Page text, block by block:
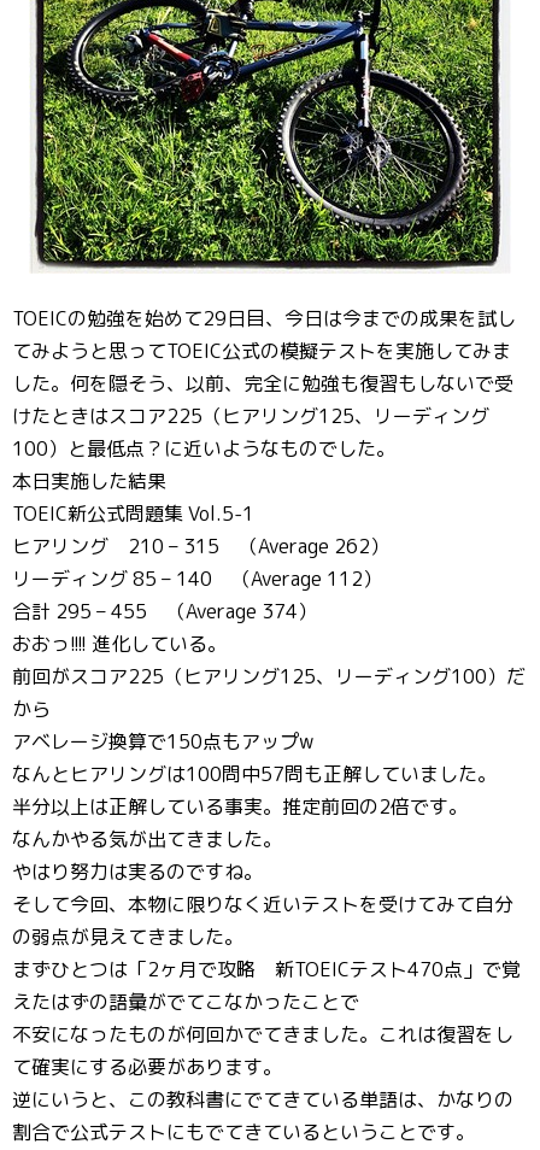
TOEICの勉強を始めて29日目、今日は今までの成果を試し
てみようと思ってTOEIC公式の模擬テストを実施してみま
した。何を隠そう、以前、完全に勉強も復習もしないで受
けたときはスコア225（ヒアリング125、リーディング
100）と最低点？に近いようなものでした。
本日実施した結果
TOEIC新公式問題集 Vol.5-1
ヒアリング 210 – 315 （Average 262）
リーディング 85 – 140 （Average 112）
合計 295 – 455 （Average 374）
おおっ!!!! 進化している。
前回がスコア225（ヒアリング125、リーディング100）だ
から
アベレージ換算で150点もアップw
なんとヒアリングは100問中57問も正解していました。
半分以上は正解している事実。推定前回の2倍です。
なんかやる気が出てきました。
やはり努力は実るのですね。
そして今回、本物に限りなく近いテストを受けてみて自分
の弱点が見えてきました。
まずひとつは「2ヶ月で攻略 新TOEICテスト470点」で覚
えたはずの語彙がでてこなかったことで
不安になったものが何回かでてきました。これは復習をし
て確実にする必要があります。
逆にいうと、この教科書にでてきている単語は、かなりの
割合で公式テストにもでてきているということです。